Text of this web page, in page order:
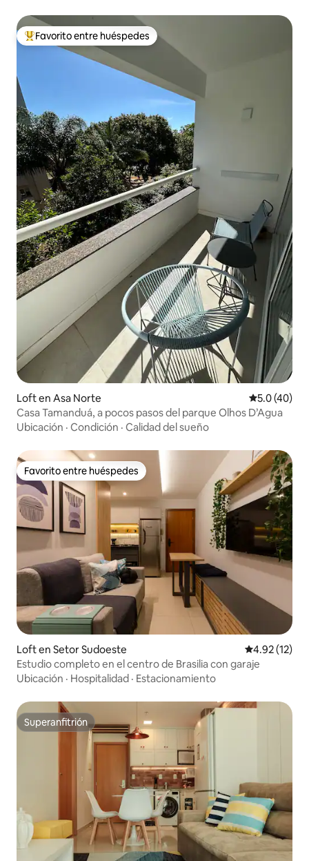
Favorito entre huéspedes preferido
Favorito entre huéspedes
Loft en Asa Norte Calificación
5.0 (40)
Casa Tamanduá, a pocos pasos del parque Olhos D’Agua
Ubicación · Condición · Calidad del sueño
Favorito entre huéspedes
Favorito entre huéspedes
Loft en Setor Sudoeste Calificación
4.92 (12)
Estudio completo en el centro de Brasilia con garaje
Ubicación · Hospitalidad · Estacionamiento
Superanfitrión
Superanfitrión